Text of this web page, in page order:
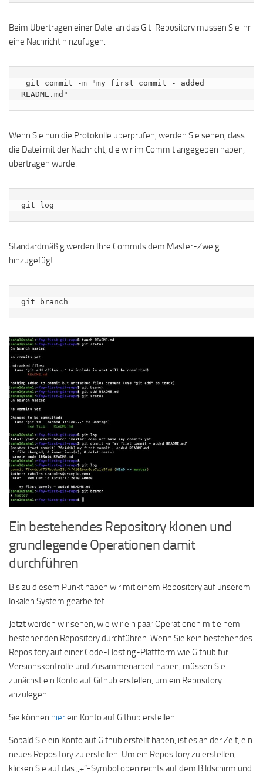
Beim Übertragen einer Datei an das Git-Repository müssen Sie ihr
eine Nachricht hinzufügen.
git commit -m "my first commit - added
README.md"
Wenn Sie nun die Protokolle überprüfen, werden Sie sehen, dass
die Datei mit der Nachricht, die wir im Commit angegeben haben,
übertragen wurde.
git log
Standardmäßig werden Ihre Commits dem Master-Zweig
hinzugefügt.
git branch
Ein bestehendes Repository klonen und
grundlegende Operationen damit
durchführen
Bis zu diesem Punkt haben wir mit einem Repository auf unserem
lokalen System gearbeitet.
Jetzt werden wir sehen, wie wir ein paar Operationen mit einem
bestehenden Repository durchführen. Wenn Sie kein bestehendes
Repository auf einer Code-Hosting-Plattform wie Github für
Versionskontrolle und Zusammenarbeit haben, müssen Sie
zunächst ein Konto auf Github erstellen, um ein Repository
anzulegen.
Sie können hierein Konto auf Github erstellen.
Sobald Sie ein Konto auf Github erstellt haben, ist es an der Zeit, ein
neues Repository zu erstellen. Um ein Repository zu erstellen,
klicken Sie auf das „+“-Symbol oben rechts auf dem Bildschirm und